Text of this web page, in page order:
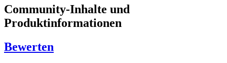
Community-Inhalte und
Produktinformationen
Bewerten